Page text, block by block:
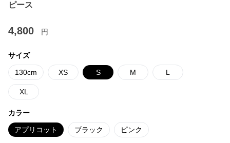
ピース
4,800 円
サイズ
130cm XS S M L
XL
カラー
アプリコット ブラック ピンク